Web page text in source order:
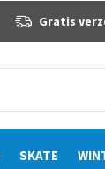
SKATE
Gratis